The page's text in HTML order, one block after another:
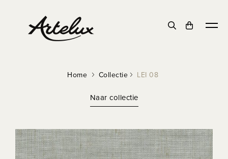
Home Collectie LEI 08
Naar collectie